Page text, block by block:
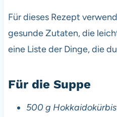
Für dieses Rezept
gesunde Zutaten, die
eine Liste der Dinge, die
Für die Suppe
500 g Hokkaidokürbis